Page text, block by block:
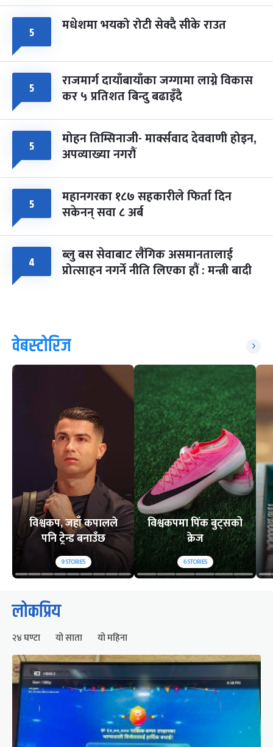
५ मधेशमा भयको रोटी सेक्दै सीके राउत
५ राजमार्ग दायाँबायाँका जग्गामा लाग्ने विकास
कर ५ प्रतिशत बिन्दु बढाइँदै
५ मोहन तिम्सिनाजी- मार्क्सवाद देववाणी होइन,
अपव्याख्या नगरौं
५ महानगरका १८७ सहकारीले फिर्ता दिन
सकेनन् सवा ८ अर्ब
४ ब्लु बस सेवाबाट लैंगिक असमानतालाई
प्रोत्साहन नगर्ने नीति लिएका हौं : मन्त्री बादी
वेबस्टोरिज
विश्वकप, जहाँ कपालले
पनि ट्रेन्ड बनाउँछ
9STORIES
विश्वकपमा पिंक बुट्सको
क्रेज
6STORIES
लोकप्रिय
२४ घण्टा यो साता यो महिना